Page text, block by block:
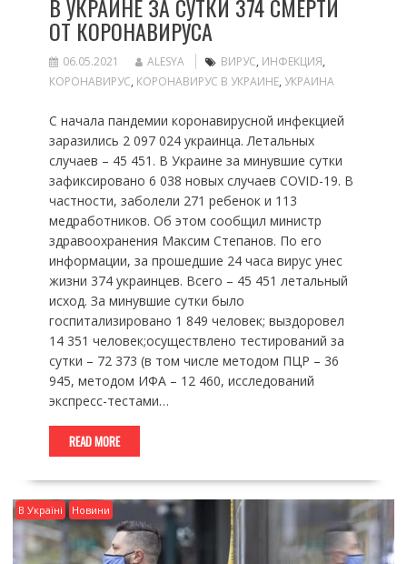
В УКРАИНЕ ЗА СУТКИ 374 СМЕРТИ
ОТ КОРОНАВИРУСА
06.05.2021 ALESYA ВИРУС, ИНФЕКЦИЯ,
КОРОНАВИРУС, КОРОНАВИРУС В УКРАИНЕ, УКРАИНА
С начала пандемии коронавирусной инфекцией
заразились 2 097 024 украинца. Летальных
случаев – 45 451. В Украине за минувшие сутки
зафиксировано 6 038 новых случаев COVID-19. В
частности, заболели 271 ребенок и 113
медработников. Об этом сообщил министр
здравоохранения Максим Степанов. По его
информации, за прошедшие 24 часа вирус унес
жизни 374 украинцев. Всего – 45 451 летальный
исход. За минувшие сутки было
госпитализировано 1 849 человек; выздоровел
14 351 человек;осуществлено тестирований за
сутки – 72 373 (в том числе методом ПЦР – 36
945, методом ИФА – 12 460, исследований
экспресс-тестами…
READ MORE
В Україні Новини